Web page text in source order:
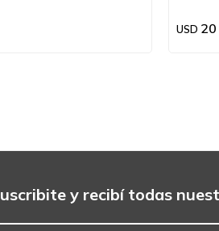
USD 20
y recibí todas